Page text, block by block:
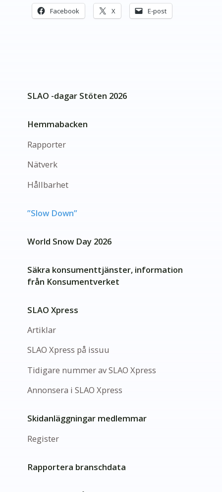
Facebook X E-post
SLAO -dagar Stöten 2026
Hemmabacken
Rapporter
Nätverk
Hållbarhet
”Slow Down”
World Snow Day 2026
Säkra konsumenttjänster, information
från Konsumentverket
SLAO Xpress
Artiklar
SLAO Xpress på issuu
Tidigare nummer av SLAO Xpress
Annonsera i SLAO Xpress
Skidanläggningar medlemmar
Register
Rapportera branschdata